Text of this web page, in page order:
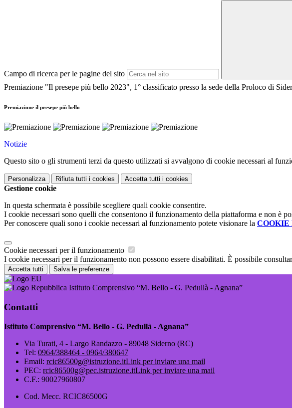
Campo di ricerca per le pagine del sito
Premiazione "Il presepe più bello 2023", 1° classificato presso la sede della Proloco di
Premiazione il presepe più bello
Notizie
Questo sito o gli strumenti terzi da questo utilizzati si avvalgono di cookie necessari al
Personalizza Rifiuta tutti i cookies Accetta tutti i cookies
Gestione cookie
In questa schermata è possibile scegliere quali cookie consentire.
I cookie necessari sono quelli che consentono il funzionamento della piattaforma e non è
Per conoscere quali sono i cookie necessari al funzionamento potete visionare la COOKIE
Cookie necessari per il funzionamento
I cookie necessari per il funzionamento non possono essere disabilitati. È possibile
Accetta tutti Salva le preferenze
Istituto Comprensivo “M. Bello - G. Pedullà - Agnana”
Contatti
Istituto Comprensivo “M. Bello - G. Pedullà - Agnana”
Via Turati, 4 - Largo Randazzo - 89048 Siderno (RC)
Tel: 0964/388464 - 0964/380647
Email: rcic86500g@istruzione.itLink per inviare una mail
PEC: rcic86500g@pec.istruzione.itLink per inviare una mail
C.F.: 90027960807
Cod. Mecc. RCIC86500G